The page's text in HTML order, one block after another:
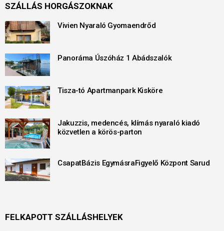
SZÁLLÁS HORGÁSZOKNAK
Vivien Nyaraló Gyomaendrőd
Panoráma Úszóház 1 Abádszalók
Tisza-tó Apartmanpark Kisköre
Jakuzzis, medencés, klímás nyaraló kiadó
közvetlen a körös-parton
CsapatBázis EgymásraFigyelő Központ Sarud
FELKAPOTT SZÁLLÁSHELYEK